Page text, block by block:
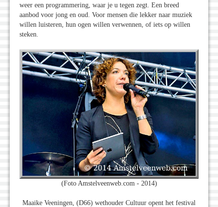
weer een programmering, waar je u tegen zegt. Een breed
aanbod voor jong en oud. Voor mensen die lekker naar muziek
willen luisteren, hun ogen willen verwennen, of iets op willen
steken.
(Foto Amstelveenweb.com - 2014)
Maaike Veeningen, (D66) wethouder Cultuur opent het festival